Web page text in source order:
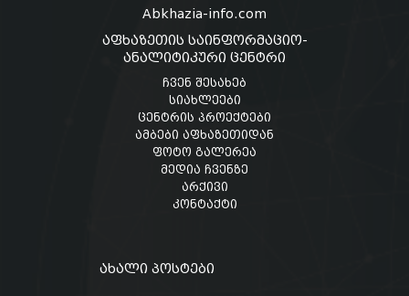
Abkhazia-info.com
აფხაზეთის საინფორმაციო-
ანალიტიკური ცენტრი
ჩვენ შესახებ
სიახლეები
ცენტრის პროექტები
ამბები აფხაზეთიდან
ფოტო გალერეა
მედია ჩვენზე
არქივი
კონტაქტი
ახალი პოსტები